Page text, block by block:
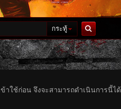
กระทู้
ค้นหา
าใช้ก่อน จึงจะสามารถดำเนินการนี้ได้